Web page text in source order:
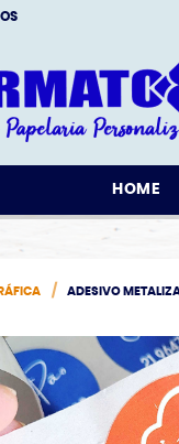
HOME
ADESIVO